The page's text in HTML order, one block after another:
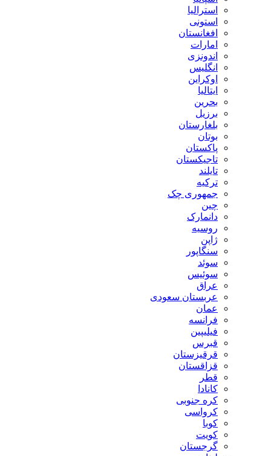
استرالیا
استونی
افغانستان
امارات
اندونزی
انگلیس
اوکراین
ایتالیا
بحرین
برزیل
بلغارستان
بوتان
پاکستان
تاجیکستان
تایلند
ترکیه
جمهوری چک
چین
دانمارک
روسیه
ژاپن
سنگاپور
سوئد
سوئیس
عراق
عربستان سعودی
عمان
فرانسه
فیلیپین
قبرس
قرقیزستان
قزاقستان
قطر
کانادا
کره جنوبی
کرواسی
کوبا
کویت
گرجستان